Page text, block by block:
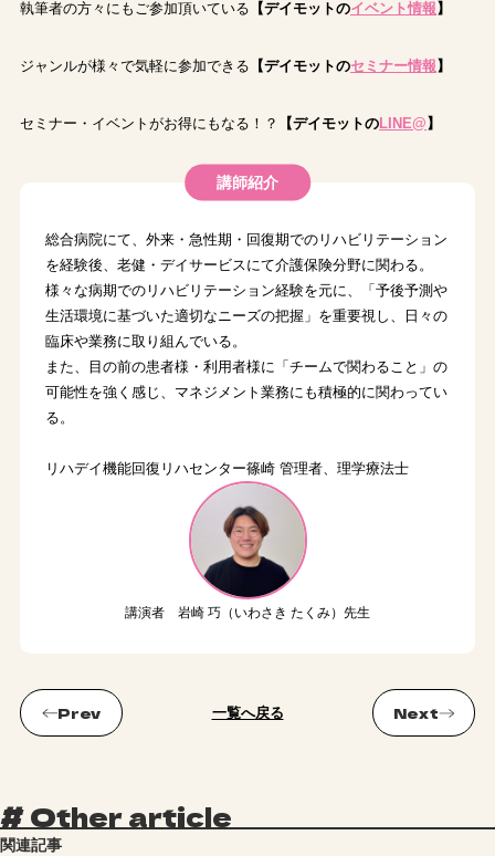
執筆者の方々にもご参加頂いている 【デイモットのイベント情報 】
ジャンルが様々で気軽に参加できる 【デイモットのセミナー情報 】
セミナー・イベントがお得にもなる！？ 【デイモットのLINE@ 】
講師紹介
総合病院にて、外来・急性期・回復期でのリハビリテーション
を経験後、老健・デイサービスにて介護保険分野に関わる。
様々な病期でのリハビリテーション経験を元に、「予後予測や
生活環境に基づいた適切なニーズの把握」を重要視し、日々の
臨床や業務に取り組んでいる。
また、目の前の患者様・利用者様に「チームで関わること」の
可能性を強く感じ、マネジメント業務にも積極的に関わってい
る。
リハデイ機能回復リハセンター篠崎 管理者、理学療法士
講演者 岩崎 巧（いわさき たくみ）先生
一覧へ戻る
#Other article
関連記事